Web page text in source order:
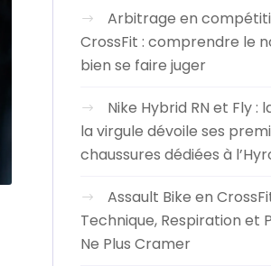
Arbitrage en
CrossFit : comprendre le
bien se faire juger
Nike Hybrid RN et Fly :
la virgule dévoile ses
chaussures dédiées à
Assault Bike en
Technique, Respiration et
Ne Plus Cramer